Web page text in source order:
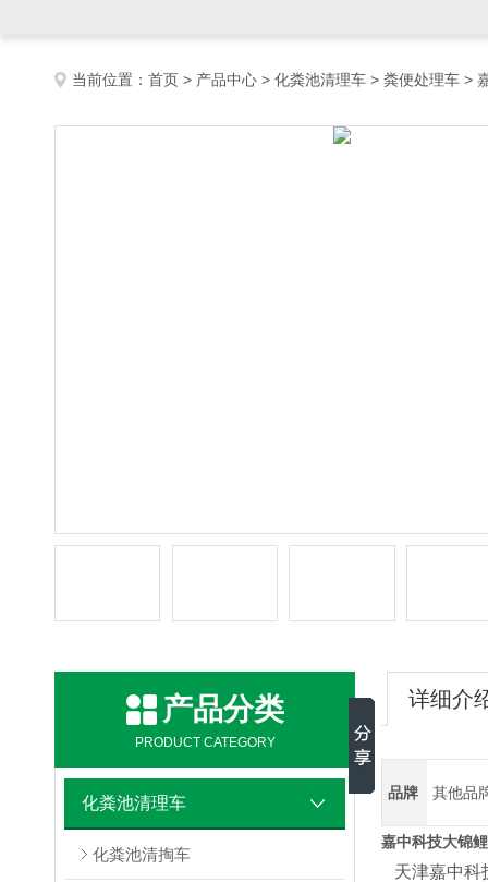
当前位置： 首页 > 产品中心 > 化粪池清理车 > 粪便处理车 >
产品分类
PRODUCT CATEGORY
化粪池清理车
化粪池清掏车
详细介
品牌 其他品
嘉中科技大锦
天津嘉中科